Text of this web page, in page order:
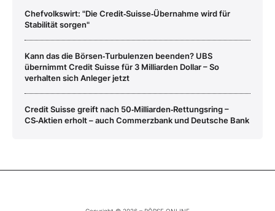
Chefvolkswirt: "Die Credit‑Suisse‑Übernahme wird für
Stabilität sorgen"
Kann das die Börsen‑Turbulenzen beenden? UBS
übernimmt Credit Suisse für 3 Milliarden Dollar – So
verhalten sich Anleger jetzt
Credit Suisse greift nach 50‑Milliarden‑Rettungsring –
CS‑Aktien erholt – auch Commerzbank und Deutsche Bank